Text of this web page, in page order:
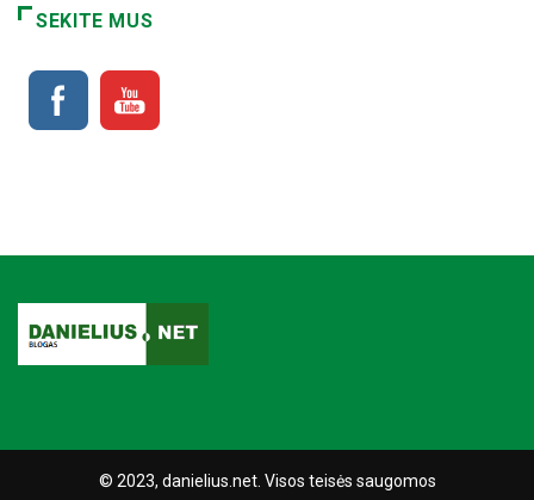
SEKITE MUS
© 2023, danielius.net. Visos teisės saugomos